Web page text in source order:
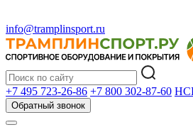
info@tramplinsport.ru
+7 495 723-26-86 +7 800 302-87-60
Обратный звонок